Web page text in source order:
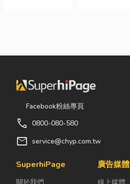
資源管理。透
理設備規劃，
不僅能改善水
質、提升用水
配廢水處理工
程與回收水工
成本，實現節
是最快速心較
的原理及建議
置。 工廠排風
扇｜改善溫度
Facebook粉絲專頁
call 0800-080-580
mail service@chyp.com.tw
SuperhiPage
關於我們
廣告媒體
線上媒體